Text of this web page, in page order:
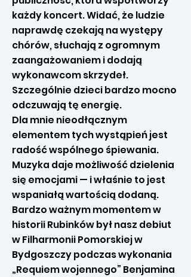
każdy koncert. Widać, że ludzie
naprawdę czekają na występy
chórów, słuchają z ogromnym
zaangażowaniem i dodają
wykonawcom skrzydeł.
Szczególnie dzieci bardzo mocno
odczuwają tę energię.
Dla mnie nieodłącznym
elementem tych wystąpień jest
radość wspólnego śpiewania.
Muzyka daje możliwość dzielenia
się emocjami — i właśnie to jest
wspaniałą wartością dodaną.
Bardzo ważnym momentem w
historii Rubinków był nasz debiut
w Filharmonii Pomorskiej w
Bydgoszczy podczas wykonania
„Requiem wojennego” Benjamina